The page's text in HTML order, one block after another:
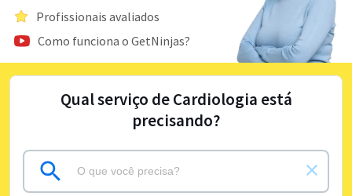
Profissionais avaliados
Como funciona o GetNinjas?
Qual serviço de Cardiologia está
precisando?